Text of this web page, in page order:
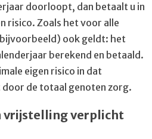
doorloopt, dan betaalt u in
risico. Zoals het voor alle
ook geldt: het
berekend en betaald.
eigen risico in dat
door de totaal genoten zorg.
vrijstelling verplicht